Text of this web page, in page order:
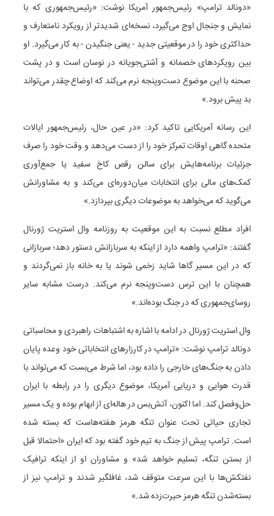
«دونالد ترامپ» رئیس‌جمهور آمریکا نوشت: «رئیس‌جمهوری که با
نمایش و جنجال اوج می‌گیرد، نسخه‌ای شدیدتر از رویکرد نامتعارف و
حداکثری خود را در موقعیتی جدید - یعنی جنگیدن - به کار می‌گیرد. او
بین رویکردهای خصمانه و آشتی‌جویانه در نوسان است و در پشت
صحنه با این موضوع دست‌وپنجه نرم می‌کند که اوضاع چقدر می‌تواند
بد پیش برود.»
این رسانه آمریکایی تاکید کرد: «در عین حال، رئیس‌جمهور ایالات
متحده گاهی اوقات تمرکز خود را از دست می‌دهد و وقت خود را صرف
جزئیات برنامه‌هایش برای سالن رقص کاخ سفید یا جمع‌آوری
کمک‌های مالی برای انتخابات میان‌دوره‌ای می‌کند و به مشاورانش
می‌گوید که می‌خواهد به موضوعات دیگری بپردازد.»
افراد مطلع نسبت به این موقعیت به روزنامه وال استریت ژورنال
گفتند: «ترامپ واهمه دارد از اینکه به سربازانش دستور دهد؛ سربازانی
که در این مسیر گاها شاید زخمی شوند یا به خانه باز نمی‌گردند و
همچنان با این ترس دست‌وپنجه نرم می‌کند. درست مشابه سایر
روسای‌جمهوری که در جنگ بوده‌اند.»
وال استریت ژورنال در ادامه با اشاره به اشتباهات راهبردی و محاسباتی
دونالد ترامپ نوشت: «ترامپ در کارزارهای انتخاباتی خود وعده پایان
دادن به جنگ‌های خارجی را داده بود، اما شرط می‌بست که می‌تواند با
قدرت هوایی و دریایی آمریکا، موضوع دیگری را در رابطه با ایران
حل‌وفصل کند. اما اکنون، آتش‌بس در هاله‌ای از ابهام بوده و یک مسیر
تجاری حیاتی تحت عنوان تنگه هرمز هفته‌هاست که بسته شده
است. ترامپ پیش از جنگ به تیم خود گفته بود که ایران «احتمالا قبل
از بستن تنگه، تسلیم خواهد شد» و مشاوران او از اینکه ترافیک
نفتکش‌ها با این سرعت متوقف شد، غافلگیر شدند و ترامپ نیز از
بسته‌شدن تنگه هرمز حیرت‌زده شد.»